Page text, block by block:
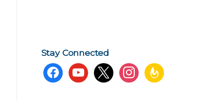
Stay Connected
facebookyoutube x instagramfeedburner